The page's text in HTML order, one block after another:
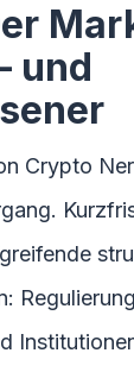
und
Crypto